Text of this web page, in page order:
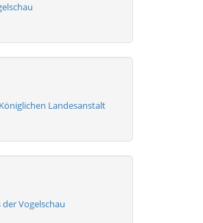
Landesanstalt
der Vogelschau